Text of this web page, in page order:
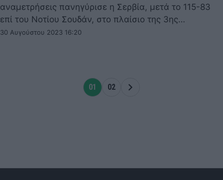
αναμετρήσεις πανηγύρισε η Σερβία, μετά το 115-83
επί του Νοτίου Σουδάν, στο πλαίσιο της 3ης…
30 Αυγούστου 2023 16:20
01 02